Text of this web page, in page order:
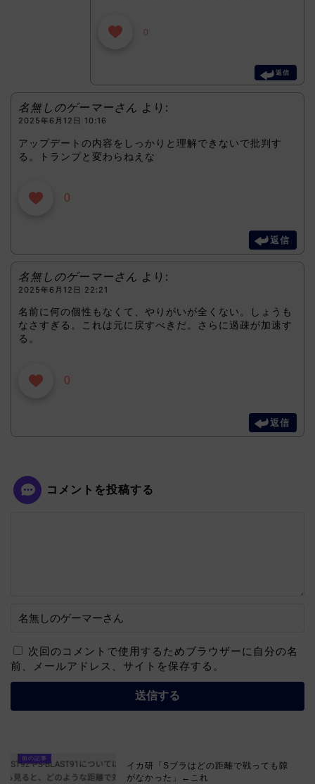
0
返信
名無しのゲーマーさん より:
2025年6月12日 10:16
アップデートの内容をしっかりと理解できないで批判す
る。トランプと変わらねえな
0
返信
名無しのゲーマーさん より:
2025年6月12日 22:21
名前に何の個性もなくて、やりがいが全くない。しょうも
なさすぎる。これは元に戻すべきだ。さらに過疎が加速す
る。
0
返信
コメントを投稿する
次回のコメントで使用するためブラウザーに自分の名
前、メールアドレス、サイトを保存する。
イカ研「Sブラはどの距離で戦っても隙
がなかった」←これ